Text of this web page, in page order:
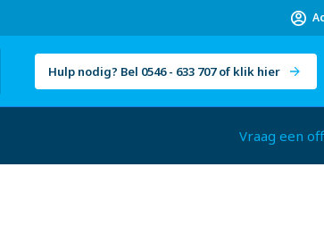
Hulp nodig? Bel 0546 - 633 707 of klik hier
Vraag een